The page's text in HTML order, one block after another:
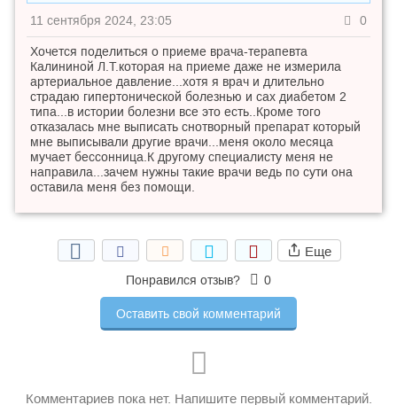
0
11 сентября 2024, 23:05
Хочется поделиться о приеме врача-терапевта
Калининой Л.Т.которая на приеме даже не измерила
артериальное давление...хотя я врач и длительно
страдаю гипертонической болезнью и сах диабетом 2
типа...в истории болезни все это есть..Кроме того
отказалась мне выписать снотворный препарат который
мне выписывали другие врачи...меня около месяца
мучает бессонница.К другому специалисту меня не
направила...зачем нужны такие врачи ведь по сути она
оставила меня без помощи.
Еще
Понравился отзыв? 0
Оставить свой комментарий
Комментариев пока нет. Напишите первый комментарий.